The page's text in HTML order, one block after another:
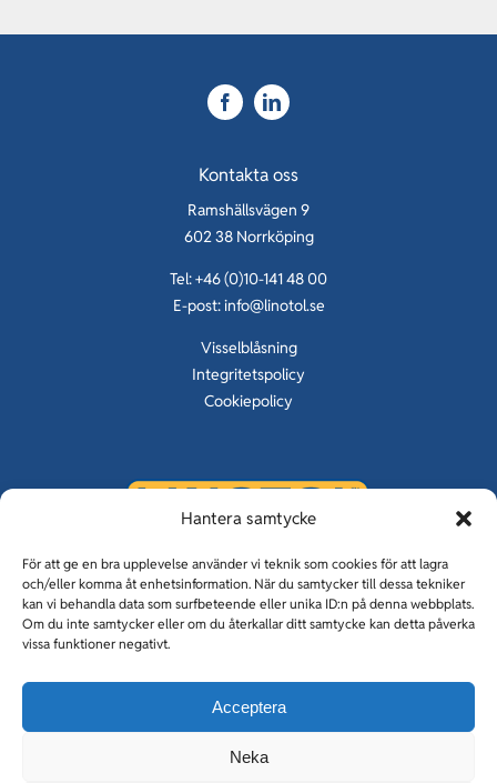
Hantera samtycke
För att ge en bra upplevelse använder vi teknik som cookies för att lagra
och/eller komma åt enhetsinformation. När du samtycker till dessa tekniker
kan vi behandla data som surfbeteende eller unika ID:n på denna webbplats.
Om du inte samtycker eller om du återkallar ditt samtycke kan detta påverka
vissa funktioner negativt.
Acceptera
Neka
Kontakta oss
Ramshällsvägen 9
602 38 Norrköping
Tel: +46 (0)10-141 48 00
E-post:info@linotol.se
Visselblåsning
Integritetspolicy
Cookiepolicy
KUNSKAP OM GOLV SEDAN 1929
Linotolgolv & Linotol Fogfria
Holmqvist entreprenad